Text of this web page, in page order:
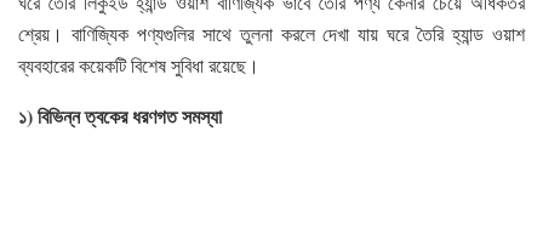
শ্রেয়। বাণিজ্যিক পণ্যগুলির সাথে তুলনা করলে দেখা যায় ঘরে তৈরি হ্যান্ড ওয়াশ
ব্যবহারের কয়েকটি বিশেষ সুবিধা রয়েছে।
১) বিভিন্ন ত্বকের ধরণগত সমস্যা